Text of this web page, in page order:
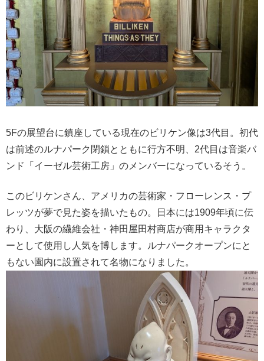
5Fの展望台に鎮座している現在のビリケン像は3代目。初代
は前述のルナパーク閉鎖とともに行方不明、2代目は音楽バ
ンド「イーゼル芸術工房」のメンバーになっているそう。
このビリケンさん、アメリカの芸術家・フローレンス・プ
レッツが夢で見た姿を描いたもの。日本には1909年頃に伝
わり、大阪の繊維会社・神田屋田村商店が商用キャラクタ
ーとして使用し人気を博します。ルナパークオープンにと
もない園内に設置されて名物になりました。